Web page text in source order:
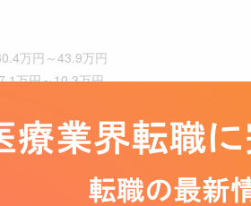
万円～43.9万円
万円～10.3万円
無に関わらず30時間分の固定残業代を支給
事者、IT系職種／社内情報システム（企
、医療従事者／診療放射線技師、医療従